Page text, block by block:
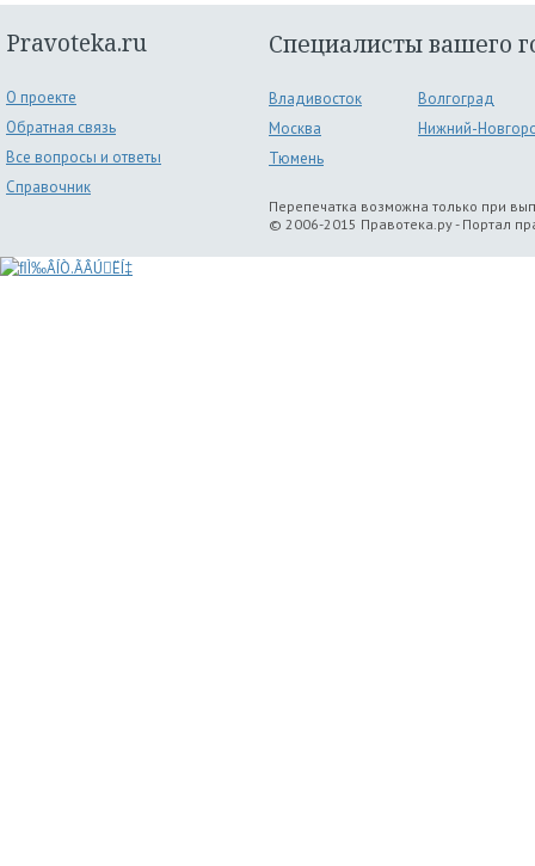
Pravoteka.ru
О проекте
Обратная связь
Все вопросы и ответы
Справочник
Специалисты вашего
Владивосток
Волгоград
Москва
Нижний-
Тюмень
Перепечатка возможна только при
© 2006-2015 Правотека.ру - Портал